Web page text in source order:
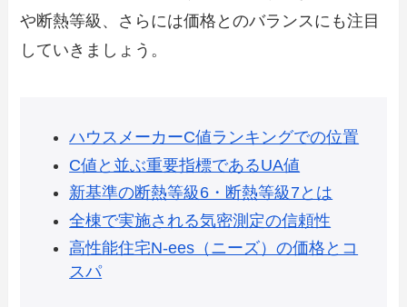
や断熱等級、さらには価格とのバランスにも注目
していきましょう。
ハウスメーカーC値ランキングでの位置
C値と並ぶ重要指標であるUA値
新基準の断熱等級6・断熱等級7とは
全棟で実施される気密測定の信頼性
高性能住宅N-ees（ニーズ）の価格とコ
スパ